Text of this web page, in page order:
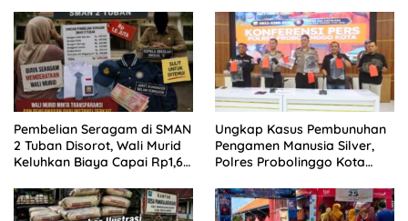
Tempuh Jalur Hukum
Pembelian Seragam di SMAN
2 Tuban Disorot, Wali Murid
Keluhkan Biaya Capai Rp1,6
Ungkap Kasus Pembunuhan
Pengamen Manusia Silver,
Polres Probolinggo Kota